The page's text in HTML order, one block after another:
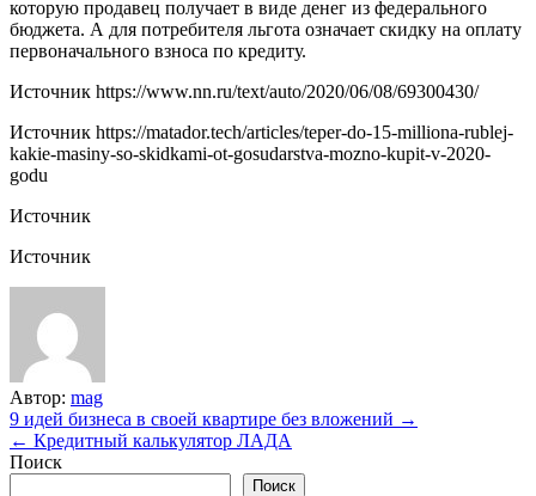
которую продавец получает в виде денег из федерального
бюджета. А для потребителя льгота означает скидку на оплату
первоначального взноса по кредиту.
Источник https://www.nn.ru/text/auto/2020/06/08/69300430/
Источник https://matador.tech/articles/teper-do-15-milliona-rublej-
kakie-masiny-so-skidkami-ot-gosudarstva-mozno-kupit-v-2020-
godu
Источник
Источник
Автор: mag
Навигация
по
9 идей бизнеса в своей квартире без вложений →
← Кредитный калькулятор ЛАДА
Поиск
Поиск